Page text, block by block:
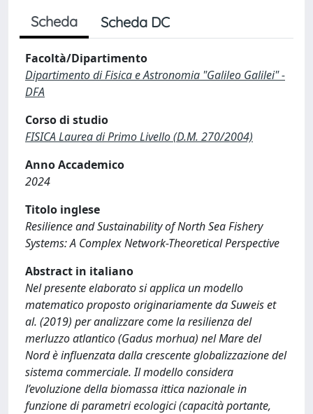
Scheda Scheda DC
Facoltà/Dipartimento
Dipartimento di Fisica e Astronomia "Galileo Galilei" -
DFA
Corso di studio
FISICA Laurea di Primo Livello (D.M. 270/2004)
Anno Accademico
2024
Titolo inglese
Resilience and Sustainability of North Sea Fishery
Systems: A Complex Network-Theoretical Perspective
Abstract in italiano
Nel presente elaborato si applica un modello
matematico proposto originariamente da Suweis et
al. (2019) per analizzare come la resilienza del
merluzzo atlantico (Gadus morhua) nel Mare del
Nord è influenzata dalla crescente globalizzazione del
sistema commerciale. Il modello considera
l’evoluzione della biomassa ittica nazionale in
funzione di parametri ecologici (capacità portante,